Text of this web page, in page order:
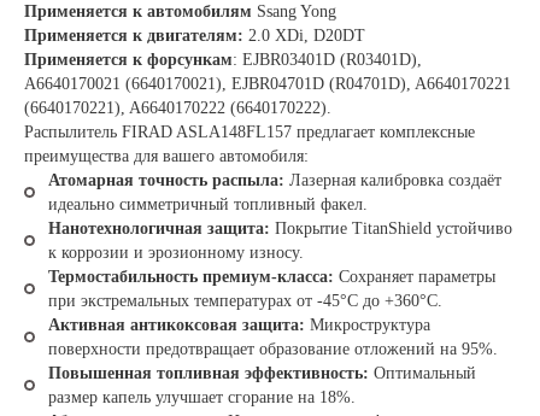
Применяется к автомобилям Ssang Yong
Применяется к двигателям: 2.0 XDi, D20DT
Применяется к форсункам: EJBR03401D (R03401D),
A6640170021 (6640170021), EJBR04701D (R04701D), A6640170221
(6640170221), A6640170222 (6640170222).
Распылитель FIRAD ASLA148FL157 предлагает комплексные
преимущества для вашего автомобиля:
Атомарная точность распыла: Лазерная калибровка создаёт
идеально симметричный топливный факел.
Нанотехнологичная защита: Покрытие TitanShield устойчиво
к коррозии и эрозионному износу.
Термостабильность премиум-класса: Сохраняет параметры
при экстремальных температурах от -45°C до +360°C.
Активная антикоксовая защита: Микроструктура
поверхности предотвращает образование отложений на 95%.
Повышенная топливная эффективность: Оптимальный
размер капель улучшает сгорание на 18%.